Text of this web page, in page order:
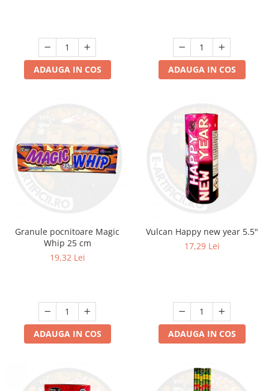
ADAUGA IN COS ADAUGA IN COS
Granule pocnitoare Magic
Whip 25 cm
19,32 Lei
ADAUGA IN COS
Vulcan Happy new year 5.5"
17,29 Lei
ADAUGA IN COS